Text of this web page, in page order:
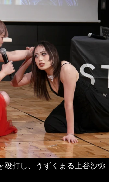
殴打し、うずくまる上谷沙弥